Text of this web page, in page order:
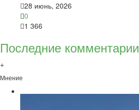
28 июнь, 2026
0
1 366
Последние комментарии
+
Мнение